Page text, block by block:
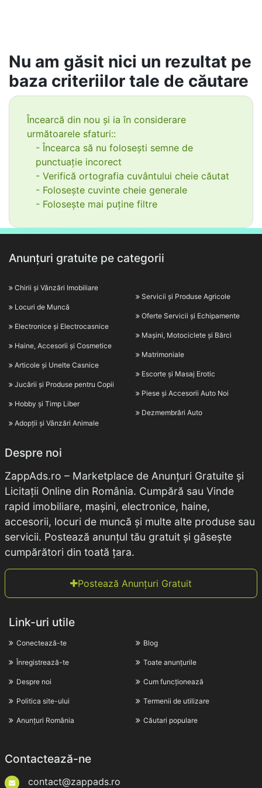
Nu am găsit nici un rezultat pe
baza criteriilor tale de căutare
Încearcă din nou și ia în considerare
următoarele sfaturi::
- Încearca să nu folosești semne de
punctuație incorect
- Verifică ortografia cuvântului cheie căutat
- Folosește cuvinte cheie generale
- Folosește mai puține filtre
Anunțuri gratuite pe categorii
Chirii și Vânzări Imobiliare
Locuri de Muncă
Electronice și Electrocasnice
Haine, Accesorii și Cosmetice
Articole și Unelte Casnice
Jucării și Produse pentru Copii
Hobby și Timp Liber
Adopții și Vânzări Animale
Servicii și Produse Agricole
Oferte Servicii și Echipamente
Mașini, Motociclete și Bărci
Matrimoniale
Escorte și Masaj Erotic
Piese și Accesorii Auto Noi
Dezmembrări Auto
Despre noi
ZappAds.ro – Marketplace de Anunțuri Gratuite și
Licitații Online din România. Cumpără sau Vinde
rapid imobiliare, mașini, electronice, haine,
accesorii, locuri de muncă și multe alte produse sau
servicii. Postează anunțul tău gratuit și găsește
cumpărători din toată țara.
Postează Anunțuri Gratuit
Link-uri utile
Conectează-te
Înregistrează-te
Despre noi
Politica site-ului
Anunțuri România
Blog
Toate anunțurile
Cum funcționează
Termenii de utilizare
Căutari populare
Contactează-ne
contact@zappads.ro